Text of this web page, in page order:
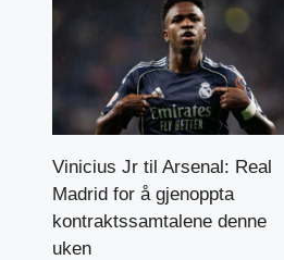
Vinicius Jr til Arsenal: Real
Madrid for å gjenoppta
kontraktssamtalene denne
uken